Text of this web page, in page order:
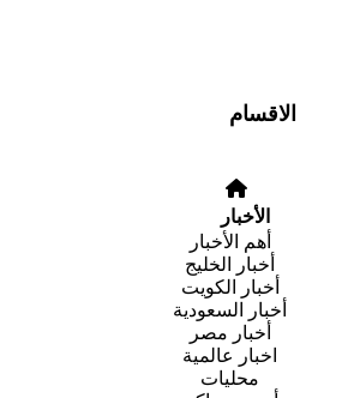
الاقسام
الأخبار
أهم الأخبار
أخبار الخليج
أخبار الكويت
أخبار السعودية
أخبار مصر
اخبار عالمية
محليات